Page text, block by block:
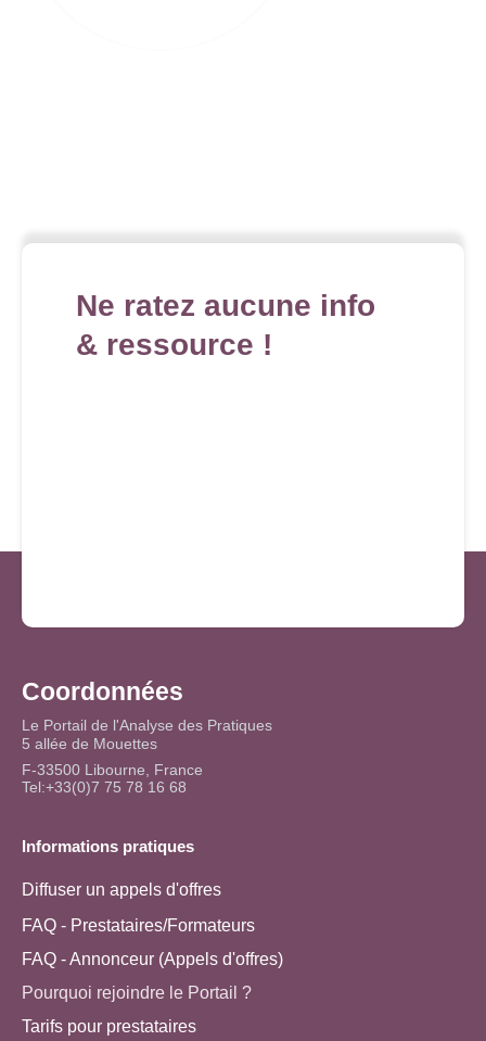
Ne ratez aucune info
& ressource !
Coordonnées
Le Portail de l'Analyse des Pratiques
5 allée de Mouettes
F-33500 Libourne, France
Tel:+33(0)7 75 78 16 68
Informations pratiques
Diffuser un appels d'offres
FAQ - Prestataires/Formateurs
FAQ - Annonceur (Appels d'offres)
Pourquoi rejoindre le Portail ?
Tarifs pour prestataires